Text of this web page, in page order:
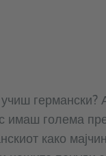
германски?
имаш голема
како